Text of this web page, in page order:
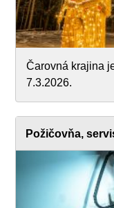
Čarovná krajina
7.3.2026.
Požičovňa,